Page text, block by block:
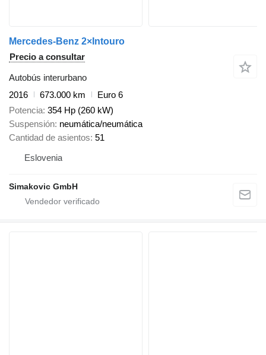
Mercedes-Benz 2×Intouro
Precio a consultar
Autobús interurbano
2016
673.000 km
Euro 6
Potencia 354 Hp (260 kW)
Suspensión neumática/neumática
Cantidad de asientos 51
Eslovenia
Simakovic GmbH